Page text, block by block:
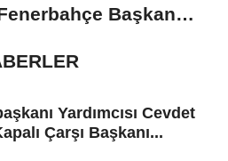
Fenerbahçe Başkan
Yardımcısı Cevdet
Çarşı Başkanı...